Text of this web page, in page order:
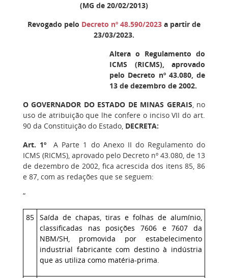
(MG de 20/02/2013)
Revogado pelo Decreto nº 48.590/2023 a partir de
23/03/2023.
Altera o Regulamento do
ICMS (RICMS), aprovado
pelo Decreto nº 43.080, de
13 de dezembro de 2002.
O GOVERNADOR DO ESTADO DE MINAS GERAIS, no
uso de atribuição que lhe confere o inciso VII do art.
90 da Constituição do Estado, DECRETA:
Art. 1º A Parte 1 do Anexo II do Regulamento do
ICMS (RICMS), aprovado pelo Decreto nº 43.080, de 13
de dezembro de 2002, fica acrescida dos itens 85, 86
e 87, com as redações que se seguem:
“
85 Saída de chapas, tiras e folhas de alumínio,
classificadas nas posições 7606 e 7607 da
NBM/SH, promovida por estabelecimento
industrial fabricante com destino à indústria
que as utiliza como matéria-prima.